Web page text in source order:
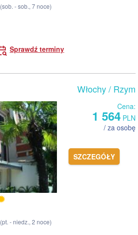
(sob. - sob., 7 noce)
Sprawdź terminy
Włochy/ Rzym
Cena:
1 564 PLN
/ za osobę
SZCZEGÓŁY
(pt. - niedz., 2 noce)